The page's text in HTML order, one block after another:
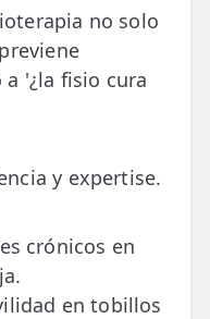
no solo
'¿la fisio cura
y expertise.
crónicos en
en tobillos